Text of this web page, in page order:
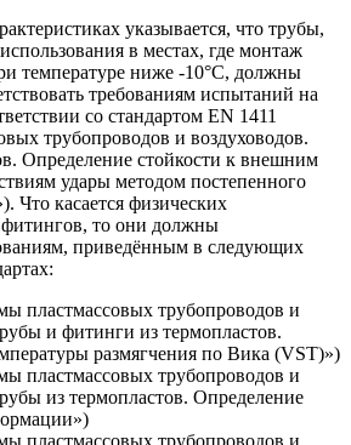
указывается, что трубы,
в местах, где монтаж
температуре ниже -10°C, должны
требованиям испытаний на
со стандартом EN 1411
трубопроводов и воздуховодов.
Определение стойкости к внешним
удары методом постепенного
Что касается физических
фитингов, то они должны
приведённым в следующих
пластмассовых трубопроводов и
и фитинги из термопластов.
размягчения по Вика (VST)»)
пластмассовых трубопроводов и
из термопластов. Определение